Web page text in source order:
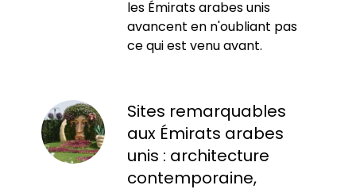
les Émirats arabes unis
avancent en n'oubliant pas
ce qui est venu avant.
Sites remarquables
aux Émirats arabes
unis : architecture
contemporaine,